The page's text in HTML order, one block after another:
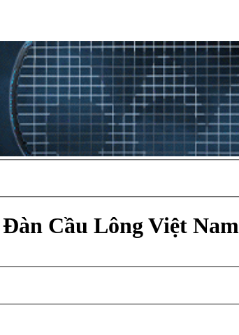
Cầu Lông Việt Nam